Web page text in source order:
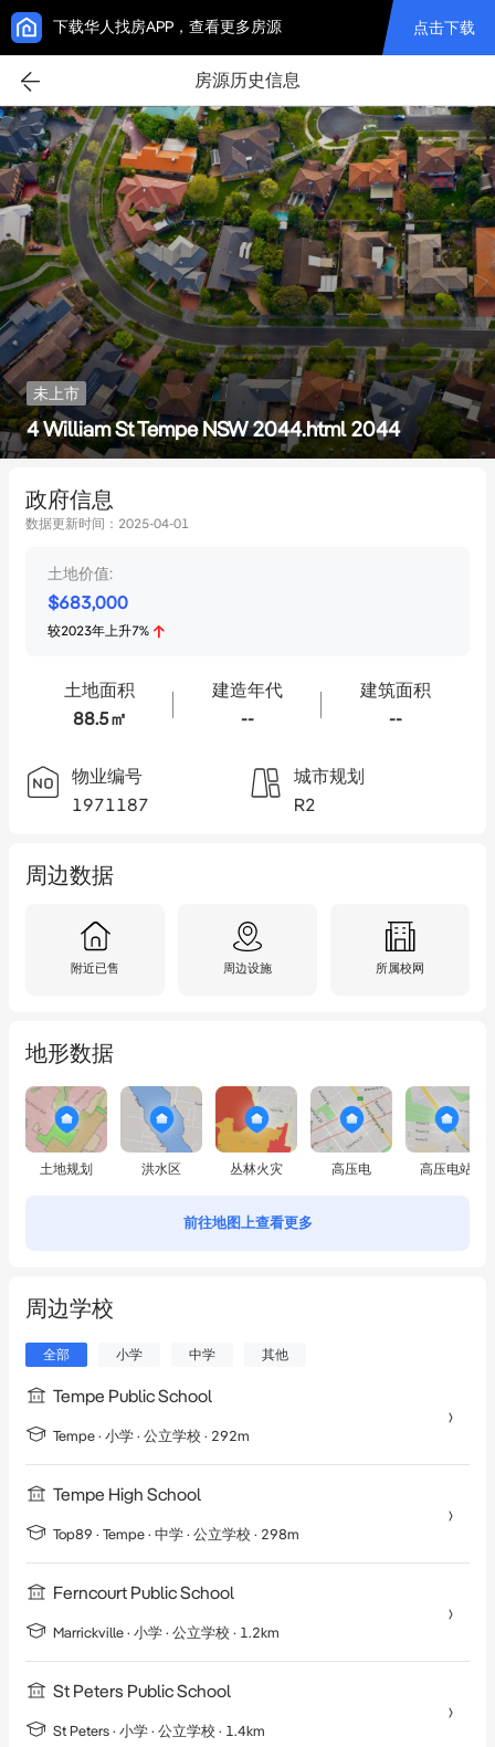
下载华人找房APP，查看更多房源 点击下载
房源历史信息
未上市
4 William St Tempe NSW 2044.html 2044
政府信息
数据更新时间： 2025-04-01
土地价值:
$683,000
较2023年上升7%
土地面积
88.5㎡
建造年代
--
建筑面积
--
物业编号
1971187
城市规划
R2
周边数据
附近已售 周边设施 所属校网
地形数据
土地规划 洪水区 丛林火灾 高压电 高压电站
前往地图上查看更多
周边学校
全部 小学 中学 其他
Tempe Public School
Tempe · 小学 · 公立学校 · 292m
Tempe High School
Top89 · Tempe · 中学 · 公立学校 · 298m
Ferncourt Public School
Marrickville · 小学 · 公立学校 · 1.2km
St Peters Public School
St Peters · 小学 · 公立学校 · 1.4km